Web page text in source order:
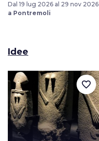
Dal 19 lug 2026 al 29 nov 2026
a Pontremoli
Idee
favorite_border